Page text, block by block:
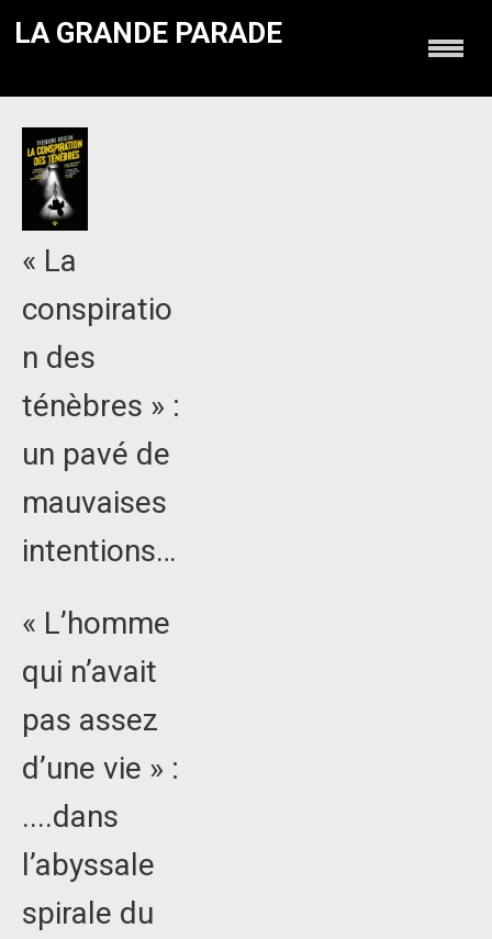
LA GRANDE PARADE
« La
conspiratio
n des
ténèbres » :
un pavé de
mauvaises
intentions…
« L’homme
qui n’avait
pas assez
d’une vie » :
....dans
l’abyssale
spirale du